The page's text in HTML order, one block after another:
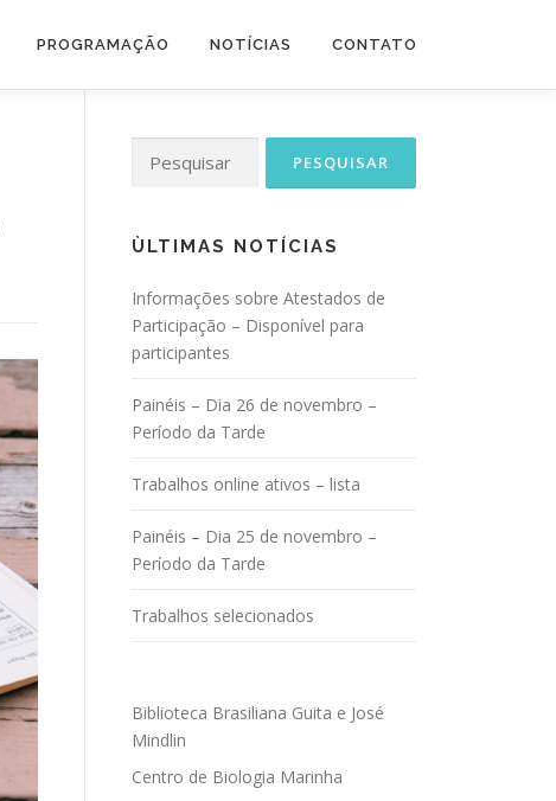
PROGRAMAÇÃO NOTÍCIAS CONTATO
por:
ÙLTIMAS NOTÍCIAS
Informações sobre Atestados de
Participação – Disponível para
participantes
Painéis – Dia 26 de novembro –
Período da Tarde
Trabalhos online ativos – lista
Painéis – Dia 25 de novembro –
Período da Tarde
Trabalhos selecionados
Biblioteca Brasiliana Guita e José
Mindlin
Centro de Biologia Marinha